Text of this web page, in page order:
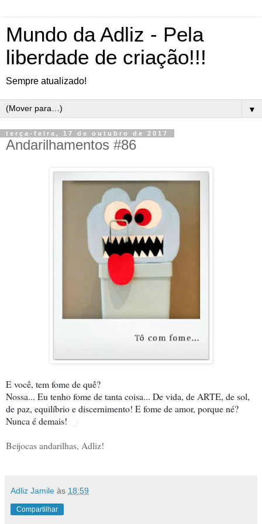
Mundo da Adliz - Pela
liberdade de criação!!!
Sempre atualizado!
▼
terça-feira, 17 de outubro de 2017
Andarilhamentos #86
E você, tem fome de quê?
Nossa... Eu tenho fome de tanta coisa... De vida, de ARTE, de sol,
de paz, equilíbrio e discernimento! E fome de amor, porque né?
Nunca é demais!
Beijocas andarilhas, Adliz!
Adliz Jamile às 18:59
Compartilhar